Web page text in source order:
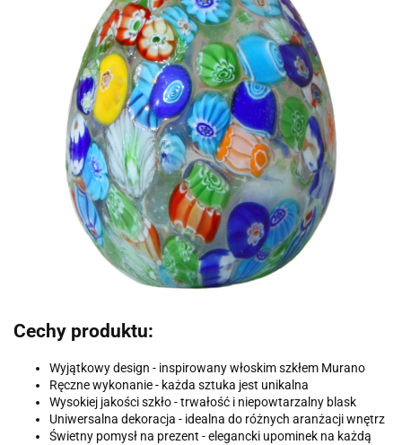
Cechy produktu:
Wyjątkowy design - inspirowany włoskim szkłem Murano
Ręczne wykonanie - każda sztuka jest unikalna
Wysokiej jakości szkło - trwałość i niepowtarzalny blask
Uniwersalna dekoracja - idealna do różnych aranżacji wnętrz
Świetny pomysł na prezent - elegancki upominek na każdą